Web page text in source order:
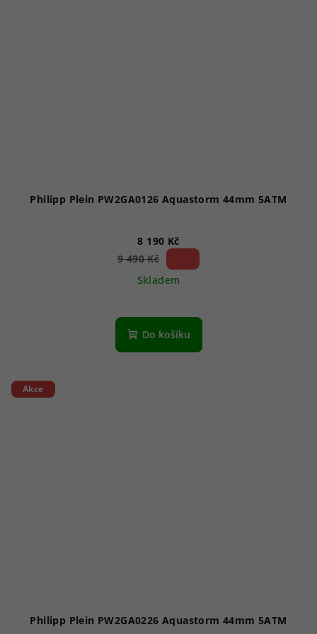
Philipp Plein PW2GA0126 Aquastorm 44mm 5ATM
8 190 Kč
9 490 Kč
Skladem
Do košíku
Akce
Philipp Plein PW2GA0226 Aquastorm 44mm 5ATM